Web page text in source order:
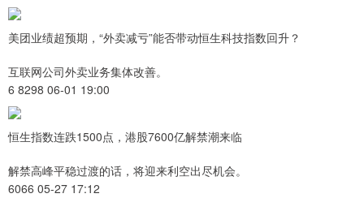
美团业绩超预期，“外卖减亏”能否带动恒生科技指数回升？
互联网公司外卖业务集体改善。
6 8298 06-01 19:00
恒生指数连跌1500点，港股7600亿解禁潮来临
解禁高峰平稳过渡的话，将迎来利空出尽机会。
6066 05-27 17:12